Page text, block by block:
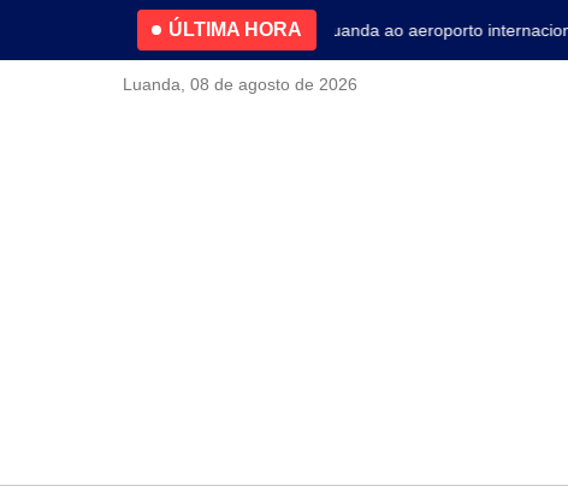
ÚLTIMA HORA
Nova linha de metro conectará Luanda ao aeroporto internacional
Luanda, 08 de agosto de 2026